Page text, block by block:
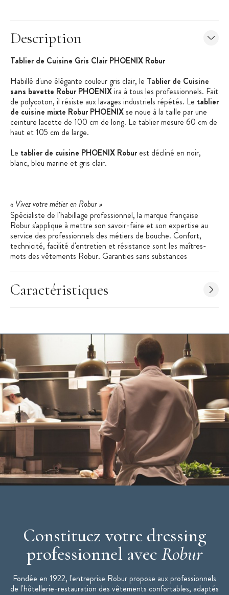
Description
Tablier de Cuisine Gris Clair PHOENIX Robur
Habillé d'une élégante couleur gris clair, le Tablier de Cuisine
sans bavette Robur PHOENIXira à tous les professionnels. Fait
de polycoton, il résiste aux lavages industriels répétés. Le tablier
de cuisine mixte Robur PHOENIXse noue à la taille par une
ceinture lacette de 100 cm de long. Le tablier mesure 60 cm de
haut et 105 cm de large.
Le tablier de cuisine PHOENIX Roburest décliné en noir,
blanc, bleu marine et gris clair.
« Vivez votre métier en Robur »
Spécialiste de l'habillage professionnel, la marque française
Robur s'applique à mettre son savoir-faire et son expertise au
service des professionnels des métiers de bouche. Confort,
technicité, facilité d'entretien et résistance sont les maîtres-
mots des vêtements Robur. Garanties sans substances
par Robur bénéficient du label Oekotex Standard 100.
Entretien facile
Ceinture ajustable
Caractéristiques du Tablier de Cuisine:
Tablier de cuisine mixte
Modèle : Phoenix
Couleur : Gris clair
Matière : polycoton
Hauteur tablier : 60 cm
Largeur tablier : 105 cm
Caractéristiques
Constituez votre dressing
professionnel avec Robur
Fondée en 1922, l'entreprise Robur propose aux professionnels
de l'hôtellerie-restauration des vêtements confortables, adaptés